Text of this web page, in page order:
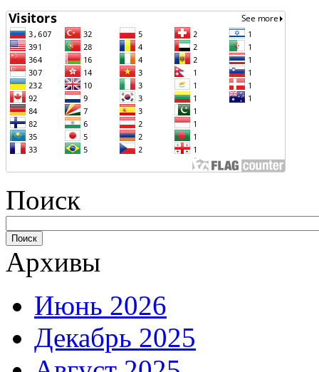
Поиск
Архивы
Июнь 2026
Декабрь 2025